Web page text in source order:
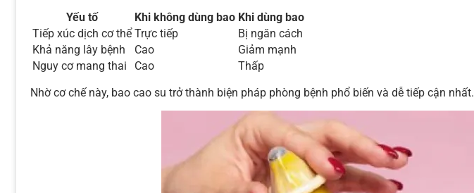
Yếu tố
Khi không dùng bao Khi dùng bao
Tiếp xúc dịch cơ thể Trực tiếp
Bị ngăn cách
Khả năng lây bệnh
Cao
Giảm mạnh
Nguy cơ mang thai
Cao
Thấp
Nhờ cơ chế này, bao cao su trở thành biện pháp phòng bệnh phổ biến và dễ tiếp cận nhất.